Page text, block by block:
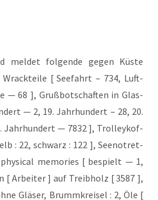
mel­det fol­gen­de gegen Küs­te
[ See­fahrt – 734, Luft­
— 68 ], Gruß­bot­schaf­ten in Glas­
— 2, 19. Jahr­hun­dert – 28, 20.
Jahr­hun­dert — 7832 ], Trol­ley­kof­
: 22, schwarz : 122 ], See­not­ret­
memo­ries [ bespielt — 1,
[ Arbei­ter ] auf Treib­holz [ 3587 ],
Glä­ser, Brumm­krei­sel : 2, Öle [